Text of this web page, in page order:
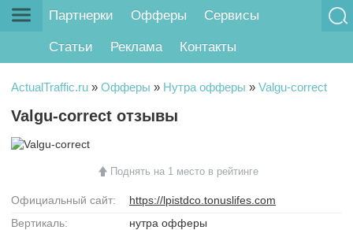
Партнерки Офферы Сервисы
Статьи Реклама Контакты
ActualTraffic.ru » Офферы » Нутра офферы » Valgu-correct
Valgu-correct отзывы
Поднять на 1 место в рейтинге
Официальный сайт:
https://lpistdco.tonuslifes.com
Вертикаль:
нутра офферы